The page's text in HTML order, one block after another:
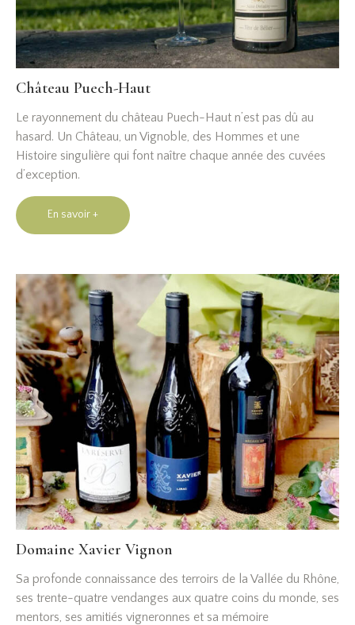
Château Puech-Haut
Le rayonnement du château Puech-Haut n’est pas dû au
hasard. Un Château, un Vignoble, des Hommes et une
Histoire singulière qui font naître chaque année des cuvées
d’exception.
En savoir +
Domaine Xavier Vignon
Sa profonde connaissance des terroirs de la Vallée du Rhône,
ses trente-quatre vendanges aux quatre coins du monde, ses
mentors, ses amitiés vigneronnes et sa mémoire